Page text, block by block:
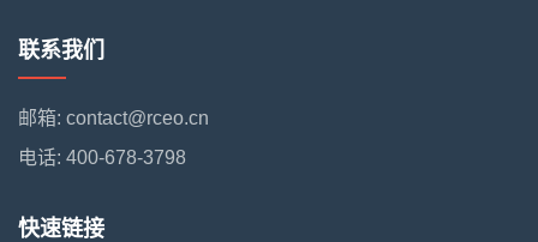
联系我们
邮箱: contact@rceo.cn
电话: 400-678-3798
快速链接